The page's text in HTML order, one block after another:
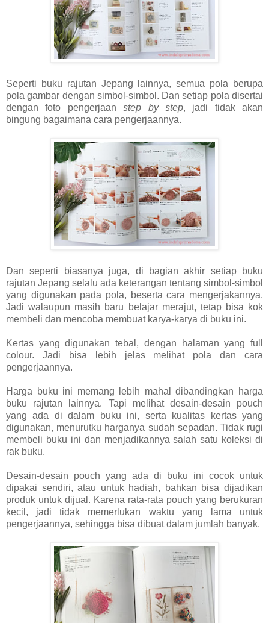
Seperti buku rajutan Jepang lainnya, semua pola berupa
pola gambar dengan simbol-simbol. Dan setiap pola disertai
dengan foto pengerjaanstep by step, jadi tidak akan
bingung bagaimana cara pengerjaannya.
Dan seperti biasanya juga, di bagian akhir setiap buku
rajutan Jepang selalu ada keterangan tentang simbol-simbol
yang digunakan pada pola, beserta cara mengerjakannya.
Jadi walaupun masih baru belajar merajut, tetap bisa kok
membeli dan mencoba membuat karya-karya di buku ini.
Kertas yang digunakan tebal, dengan halaman yang full
colour. Jadi bisa lebih jelas melihat pola dan cara
pengerjaannya.
Harga buku ini memang lebih mahal dibandingkan harga
buku rajutan lainnya. Tapi melihat desain-desain pouch
yang ada di dalam buku ini, serta kualitas kertas yang
digunakan, menurutku harganya sudah sepadan. Tidak rugi
membeli buku ini dan menjadikannya salah satu koleksi di
rak buku.
Desain-desain pouch yang ada di buku ini cocok untuk
dipakai sendiri, atau untuk hadiah, bahkan bisa dijadikan
produk untuk dijual. Karena rata-rata pouch yang berukuran
kecil, jadi tidak memerlukan waktu yang lama untuk
pengerjaannya, sehingga bisa dibuat dalam jumlah banyak.